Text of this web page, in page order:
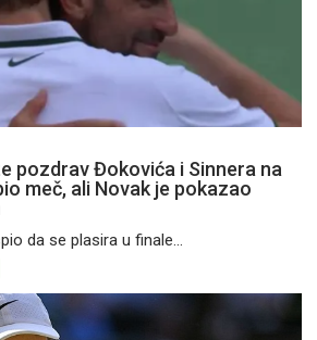
pozdrav Đokovića i Sinnera na
meč, ali Novak je pokazao
da se plasira u finale...